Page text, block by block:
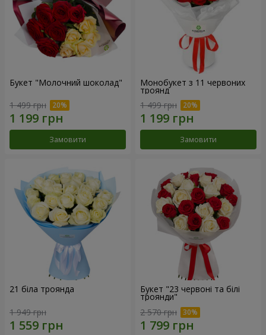
Букет "Молочний шоколад"
1 499 грн
Замовити
Монобукет з 11 червоних
троянд
1 499 грн
Замовити
21 біла троянда
1 949 грн
Букет "23 червоні та білі
троянди"
2 570 грн